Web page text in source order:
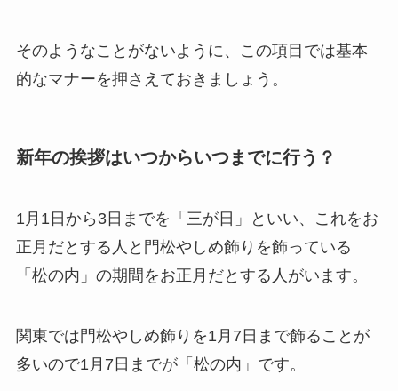
そのようなことがないように、この項目では基本
的なマナーを押さえておきましょう。
新年の挨拶はいつからいつまでに行う？
1月1日から3日までを「三が日」といい、これをお
正月だとする人と門松やしめ飾りを飾っている
「松の内」の期間をお正月だとする人がいます。
関東では門松やしめ飾りを1月7日まで飾ることが
多いので1月7日までが「松の内」です。